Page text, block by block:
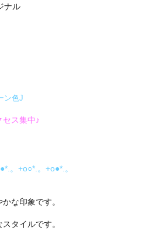
ン色J
ス集中♪
。+o○*.。+o●*.。
な印象です。
タイルです。